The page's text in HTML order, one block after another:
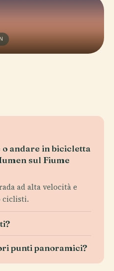
andare in bicicletta
sul Fiume
ad alta velocità e
ciclisti.
punti panoramici?